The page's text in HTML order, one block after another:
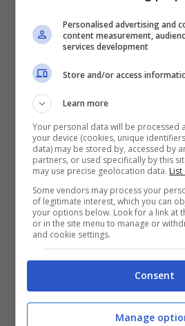
pochi soldi; in realtà è
Ljajić, il ministro del
primo ministro della
non ha parenti che possono
aiutarla. “Qualunque
Serif rimane o se ne va,
allevare Alina nel modo
e metterla sulla retta via.
per lei. So che non sarà
ancora che ci siano
Atifa aveva quasi
Personalised advertising and
content measurement,
services development
Store and/or access
Learn more
Your personal data will be processed
your device (cookies, unique
data) may be stored by, accessed by
partners, or used specifically by this
may use precise geolocation data.
Some vendors may process your
of legitimate interest, which you can
your options below. Look for a link at
or in the site menu to manage or
and cookie settings.
Consent
Manage